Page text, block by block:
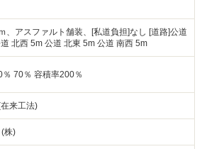
、アスファルト舗装、[私道負担]なし [道路]公道
北西 5m 公道 北東 5m 公道 南西 5m
70％ 容積率200％
来工法)
株)